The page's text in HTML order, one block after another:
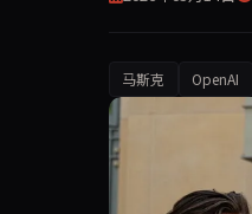
马斯克 OpenAI